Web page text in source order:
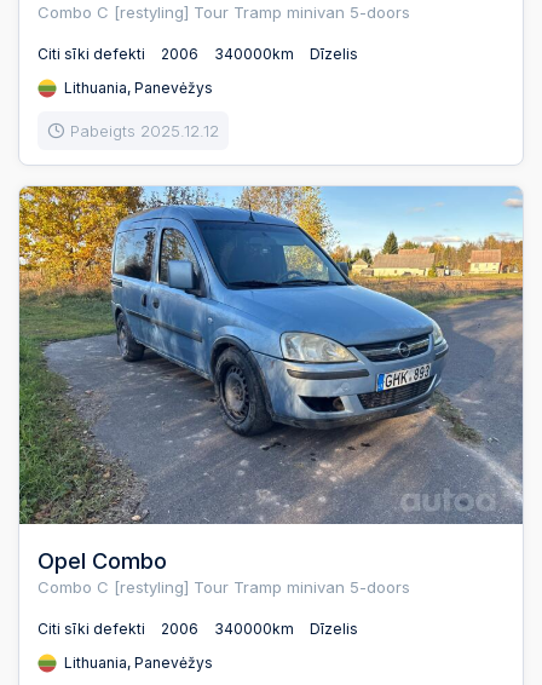
Combo C [restyling] Tour Tramp minivan 5-doors
Citi sīki defekti 2006 340000km
Dīzelis
Lithuania, Panevėžys
Pabeigts 2025.12.12
Opel Combo
Combo C [restyling] Tour Tramp minivan 5-doors
Citi sīki defekti 2006 340000km
Dīzelis
Lithuania, Panevėžys